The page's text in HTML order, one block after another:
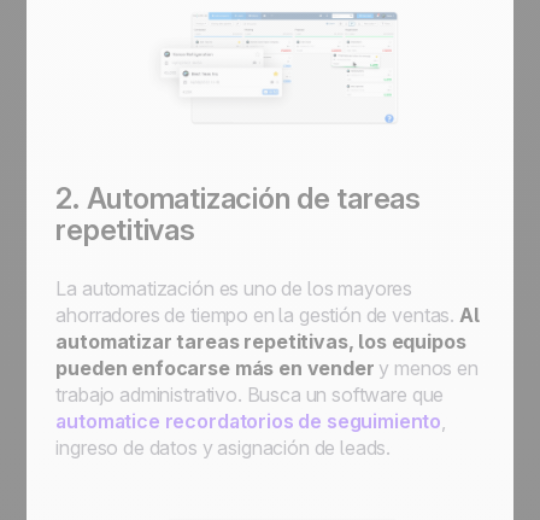
2. Automatización de tareas
repetitivas
La automatización es uno de los mayores
ahorradores de tiempo en la gestión de ventas. Al
automatizar tareas repetitivas, los equipos
pueden enfocarse más en vender y menos en
trabajo administrativo. Busca un software que
automatice recordatorios de seguimiento,
ingreso de datos y asignación de leads.